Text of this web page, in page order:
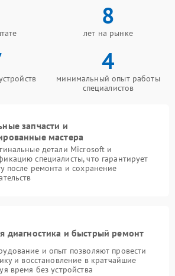
8
лет на рынке
4
минимальный опыт работы
специалистов
запчасти и
мастера
детали Microsoft и
специалисты, что гарантирует
после ремонта и сохранение
диагностика и быстрый ремонт
и опыт позволяют провести
и восстановление в кратчайшие
время без устройства